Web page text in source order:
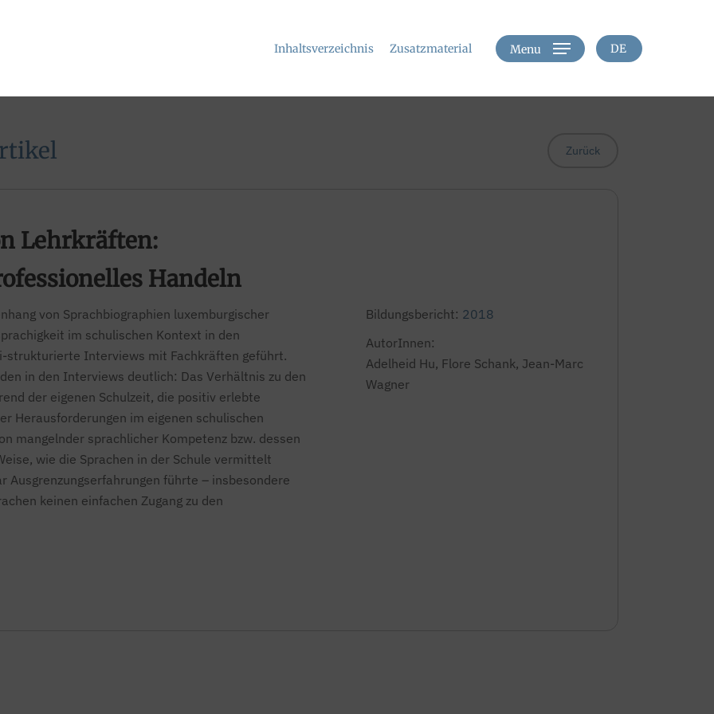
Inhaltsverzeichnis Zusatzmaterial Menu DE
Zurück
Lehrkräften:
Handeln
von Sprachbiographien luxemburgischer
im schulischen Kontext in den
strukturierte Interviews mit Fachkräften geführt.
in den Interviews deutlich: Das Verhältnis zu den
der eigenen Schulzeit, die positiv erlebte
Herausforderungen im eigenen schulischen
mangelnder sprachlicher Kompetenz bzw. dessen
wie die Sprachen in der Schule vermittelt
Ausgrenzungserfahrungen führte – insbesondere
keinen einfachen Zugang zu den
Bildungsbericht: 2018
AutorInnen:
Adelheid Hu, Flore Schank, Jean-Marc
Wagner